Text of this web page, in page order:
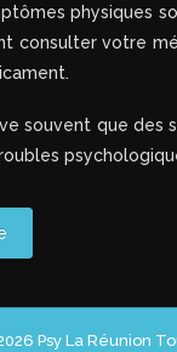
physiques
consulter votre
souvent que des
Psy La Réunion